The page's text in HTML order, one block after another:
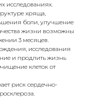
исследованиях.
хряща,
боли, улучшение
жизни возможны
3 месяцев.
исследования
и продлить жизнь
клеток от
риск сердечно-